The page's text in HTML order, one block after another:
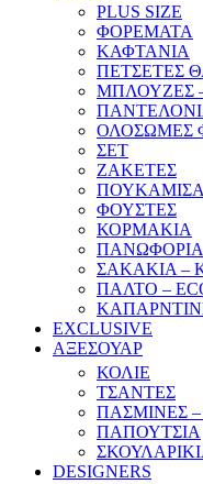
PLUS SIZE
ΦΟΡΕΜΑΤΑ
ΚΑΦΤΑΝΙΑ
ΠΕΤΣΕΤΕΣ
ΜΠΛΟΥΖΕΣ –
ΟΛΟΣΩΜΕΣ
ΣΕΤ
ΖΑΚΕΤΕΣ
ΠΟΥΚΑΜΙΣΑ
ΦΟΥΣΤΕΣ
ΚΟΡΜΑΚΙΑ
ΠΑΝΩΦΟΡΙΑ
ΣΑΚΑΚΙΑ –
ΠΑΛΤΟ –
EXCLUSIVE
ΑΞΕΣΟΥΑΡ
ΚΟΛΙΕ
ΤΣΑΝΤΕΣ
ΠΑΣΜΙΝΕΣ
ΠΑΠΟΥΤΣΙΑ
DESIGNERS